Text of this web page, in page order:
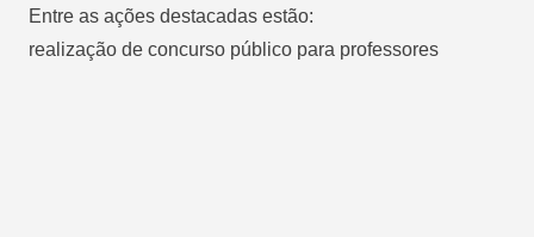
Entre as ações destacadas estão:
realização de concurso público para professores